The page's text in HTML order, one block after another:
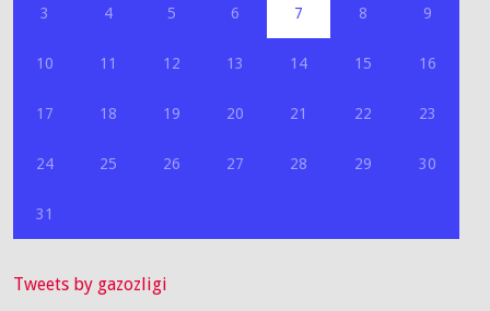
3 4 5 6 7 8 9
10 11 12 13 14 15 16
17 18 19 20 21 22 23
24 25 26 27 28 29 30
31
Tweets by gazozligi